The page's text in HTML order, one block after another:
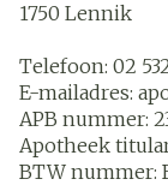
1750 Lennik
Telefoon: 02
E-mailadres:
APB nummer:
Apotheek
BTW nummer: